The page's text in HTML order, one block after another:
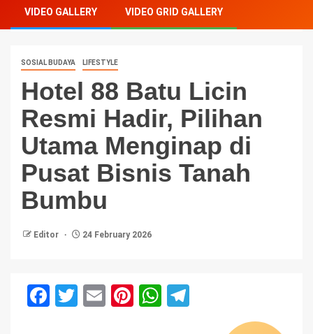
VIDEO GALLERY VIDEO GRID GALLERY
SOSIAL BUDAYA LIFESTYLE
Hotel 88 Batu Licin
Resmi Hadir, Pilihan
Utama Menginap di
Pusat Bisnis Tanah
Bumbu
Editor 24 February 2026
Facebook
Twitter
EmailPinterest
WhatsApp